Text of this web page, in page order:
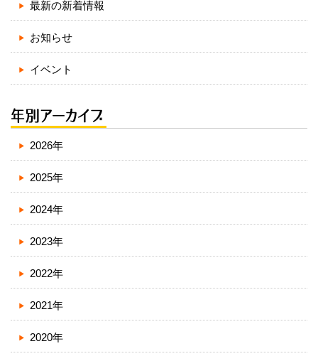
最新の新着情報
お知らせ
イベント
2026年
2025年
2024年
2023年
2022年
2021年
2020年